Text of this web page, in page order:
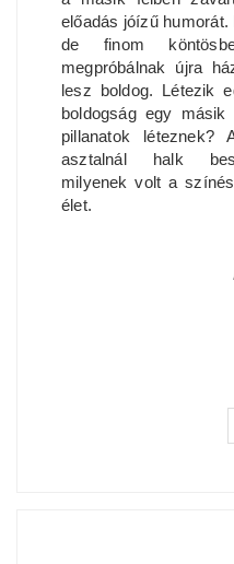
előadás jóízű
de finom
megpróbálnak újra
lesz boldog. Létezik
boldogság egy
pillanatok léteznek?
asztalnál halk
milyenek volt a
élet.